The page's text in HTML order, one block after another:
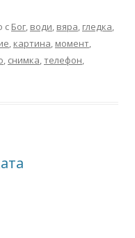
с Бог, води, вяра, гледка,
, картина, момент,
, снимка,телефон,